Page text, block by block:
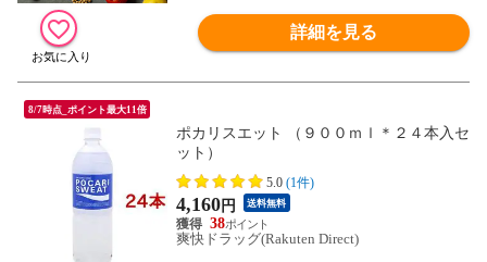
詳細を見る
8/7時点_ポイント最大11倍
ポカリスエット （９００ｍｌ＊２４本入セ
ット）
5.0 (1件)
4,160円 送料無料
38
爽快ドラッグ(Rakuten Direct)